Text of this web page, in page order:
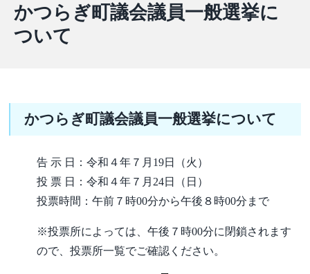
かつらぎ町議会議員一般選挙に
ついて
かつらぎ町議会議員一般選挙について
告 示 日：令和４年７月19日（火）
投 票 日：令和４年７月24日（日）
投票時間：午前７時00分から午後８時00分まで
※投票所によっては、午後７時00分に閉鎖されます
ので、投票所一覧でご確認ください。